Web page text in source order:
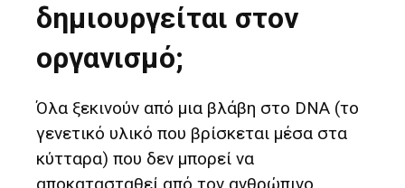
δημιουργείται στον
οργανισμό;
Όλα ξεκινούν από μια βλάβη στο DNA (το
γενετικό υλικό που βρίσκεται μέσα στα
κύτταρα) που δεν μπορεί να